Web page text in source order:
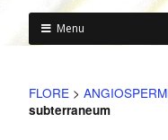
Menu
FLORE >
subterraneum